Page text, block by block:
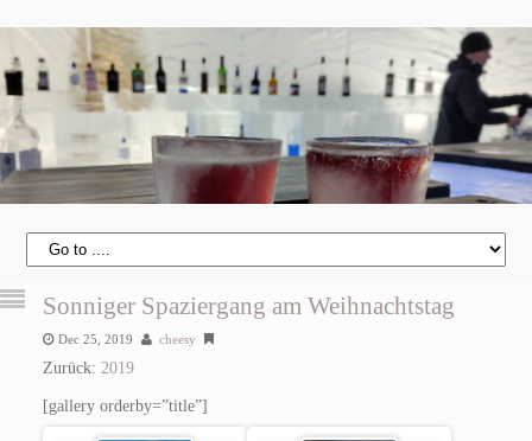
Sonniger Spaziergang am Weihnachtstag
Dec 25, 2019 cheesy
Zurück: 2019
[gallery orderby=”title”]